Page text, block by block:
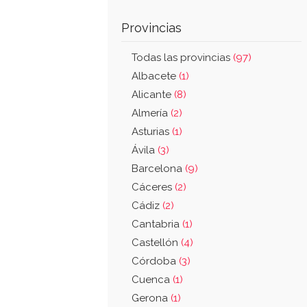
Provincias
Todas las provincias (97)
Albacete (1)
Alicante (8)
Almería (2)
Asturias (1)
Ávila (3)
Barcelona (9)
Cáceres (2)
Cádiz (2)
Cantabria (1)
Castellón (4)
Córdoba (3)
Cuenca (1)
Gerona (1)